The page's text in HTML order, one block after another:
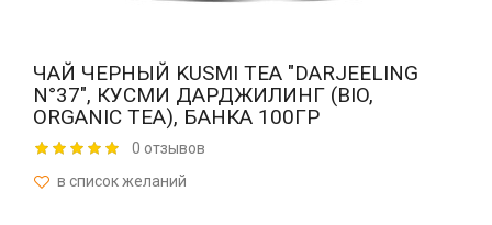
ЧАЙ ЧЕРНЫЙ KUSMI TEA "DARJEELING
N°37", КУСМИ ДАРДЖИЛИНГ (BIO,
ORGANIC TEA), БАНКА 100ГР
0 отзывов